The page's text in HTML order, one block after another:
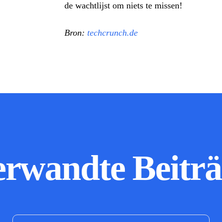
de wachtlijst om niets te missen!
Bron: techcrunch.de